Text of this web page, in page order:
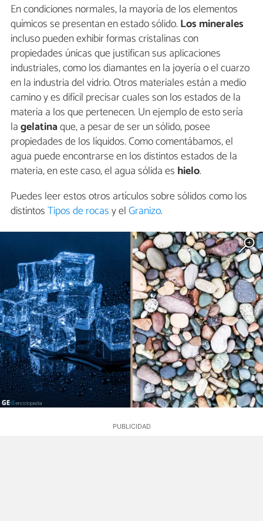
En condiciones normales, la mayoría de los elementos
químicos se presentan en estado sólido. Los minerales
incluso pueden exhibir formas cristalinas con
propiedades únicas que justifican sus aplicaciones
industriales, como los diamantes en la joyería o el cuarzo
en la industria del vidrio. Otros materiales están a medio
camino y es difícil precisar cuales son los estados de la
materia a los que pertenecen. Un ejemplo de esto sería
lagelatinaque, a pesar de ser un sólido, posee
propiedades de los líquidos. Como comentábamos, el
agua puede encontrarse en los distintos estados de la
materia, en este caso, el agua sólida es hielo.
Puedes leer estos otros artículos sobre sólidos como los
distintosTipos de rocasy elGranizo.